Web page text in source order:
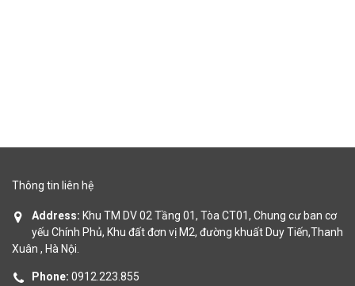
Thông tin liên hệ
Address: Khu TM DV 02 Tầng 01, Tòa CT01, Chung cư ban cơ
yếu Chính Phủ, Khu đất đơn vị M2, đường khuất Duy Tiến,Thanh
Xuân , Hà Nội.
Phone: 0912.223.855